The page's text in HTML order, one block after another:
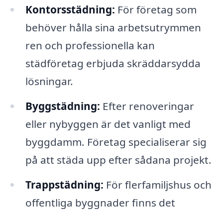
Kontorsstädning: För företag som
behöver hålla sina arbetsutrymmen
ren och professionella kan
städföretag erbjuda skräddarsydda
lösningar.
Byggstädning: Efter renoveringar
eller nybyggen är det vanligt med
byggdamm. Företag specialiserar sig
på att städa upp efter sådana projekt.
Trappstädning: För flerfamiljshus och
offentliga byggnader finns det